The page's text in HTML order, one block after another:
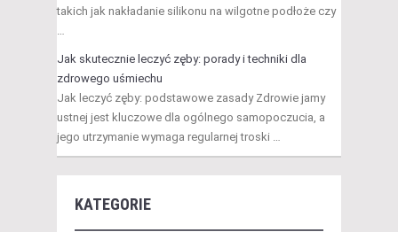
takich jak nakładanie silikonu na wilgotne podłoże czy
…
Jak skutecznie leczyć zęby: porady i techniki dla
zdrowego uśmiechu
Jak leczyć zęby: podstawowe zasady Zdrowie jamy
ustnej jest kluczowe dla ogólnego samopoczucia, a
jego utrzymanie wymaga regularnej troski …
KATEGORIE